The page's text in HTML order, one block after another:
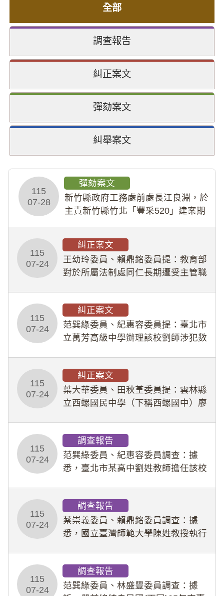
全部
調查報告
糾正案文
彈劾案文
糾舉案文
115
07-28
彈劾案文
新竹縣政府工務處前處長江良淵，於
主責新竹縣竹北「豐采520」建案期
幣1,483萬餘元，並長期收受建商餽
贈；復罔顧公共安全，圖利默許建商
於停工期間
115
07-24
糾正案文
王幼玲委員、賴鼎銘委員提：教育部
對於所屬法制處同仁長期遭受主管職
人員保障法」及「職業安全衛生法」
所定維護公務人員
115
07-24
糾正案文
范巽綠委員、紀惠容委員提：臺北市
立萬芳高級中學辦理該校劉師涉犯數
業把關與糾錯功能，不僅首份調查報
告漏未審酌師生不
115
07-24
糾正案文
葉大華委員、田秋堇委員提：雲林縣
立西螺國民中學（下稱西螺國中）廖
教羽球隊學生等行為，歷經該校校園
事件處理會議（下
115
07-24
調查報告
范巽綠委員、紀惠容委員調查：據
悉，臺北市某高中劉姓教師擔任該校
行拍攝特定樣態性影像並以手機傳送
劉師。該生因畏懼成
115
07-24
調查報告
蔡崇義委員、賴鼎銘委員調查：據
悉，國立臺灣師範大學陳姓教授執行
術倫理等情案調查報告。(115教調
31)
115
07-24
調查報告
范巽綠委員、林盛豐委員調查：據